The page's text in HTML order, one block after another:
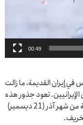
00:49
إيران القديمة، ما زالت
تعود جذور هذه
المناسبة إلى سبعة آلاف عام، وتُقام في آخر ليلة من شهر آذر (21 ديسمبر)